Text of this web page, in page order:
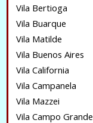
Vila Bertioga
Vila Buarque
Vila Matilde
Vila Buenos Aires
Vila California
Vila Campanela
Vila Mazzei
Vila Campo Grande